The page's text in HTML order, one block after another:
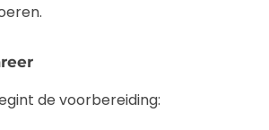
de voorbereiding: